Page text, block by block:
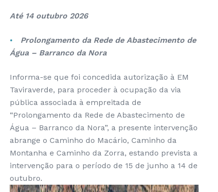
Até 14 outubro 2026
Prolongamento da Rede de Abastecimento de
Água – Barranco da Nora
Informa-se que foi concedida autorização à EM
Taviraverde, para proceder à ocupação da via
pública associada à empreitada de
“Prolongamento da Rede de Abastecimento de
Água – Barranco da Nora”, a presente intervenção
abrange o Caminho do Macário, Caminho da
Montanha e Caminho da Zorra, estando prevista a
intervenção para o período de 15 de junho a 14 de
outubro.